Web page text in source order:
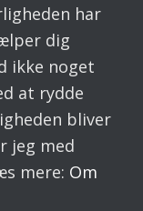
har
dig
ikke noget
at rydde
bliver
jeg med
mere: Om